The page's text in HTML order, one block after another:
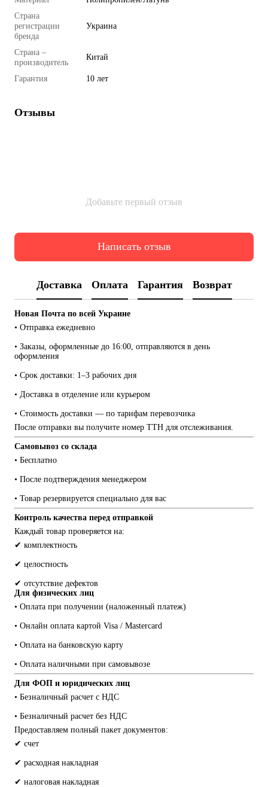
Страна
регистрации
бренда
Украина
Страна –
производитель
Китай
Гарантия 10 лет
Отзывы
Добавьте первый отзыв
Написать отзыв
Доставка Оплата Гарантия Возврат
Новая Почта по всей Украине
• Отправка ежедневно
• Заказы, оформленные до 16:00, отправляются в день
оформления
• Срок доставки: 1–3 рабочих дня
• Доставка в отделение или курьером
• Стоимость доставки — по тарифам перевозчика
После отправки вы получите номер ТТН для отслеживания.
Самовывоз со склада
• Бесплатно
• После подтверждения менеджером
• Товар резервируется специально для вас
Контроль качества перед отправкой
Каждый товар проверяется на:
✔ комплектность
✔ целостность
✔ отсутствие дефектов
Для физических лиц
• Оплата при получении (наложенный платеж)
• Онлайн оплата картой Visa / Mastercard
• Оплата на банковскую карту
• Оплата наличными при самовывозе
Для ФОП и юридических лиц
• Безналичный расчет с НДС
• Безналичный расчет без НДС
Предоставляем полный пакет документов:
✔ счет
✔ расходная накладная
✔ налоговая накладная